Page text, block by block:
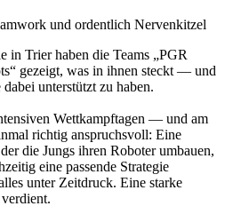
und ordentlich Nervenkitzel
Trier haben die Teams „PGR
gezeigt, was in ihnen steckt — und
unterstützt zu haben.
Wettkampftagen — und am
richtig anspruchsvoll: Eine
die Jungs ihren Roboter umbauen,
eine passende Strategie
unter Zeitdruck. Eine starke